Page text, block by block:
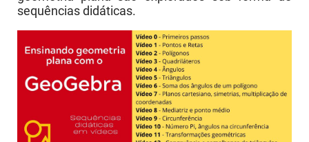
sequências didáticas.